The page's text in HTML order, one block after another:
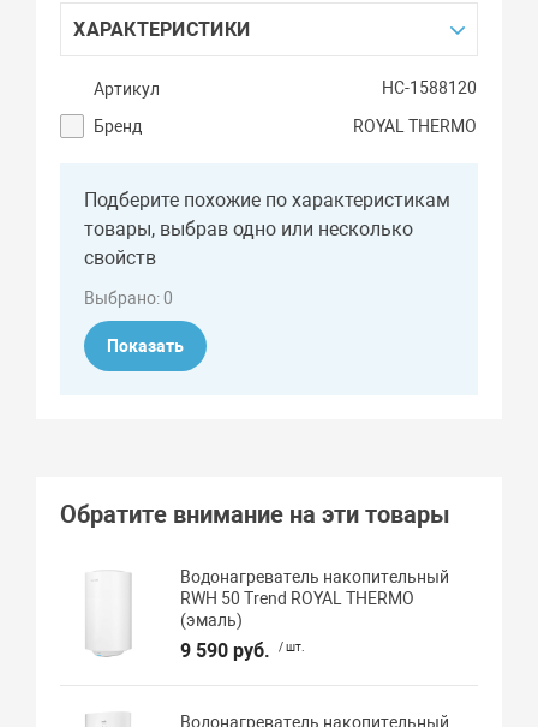
ХАРАКТЕРИСТИКИ
Артикул
НС-1588120
Бренд
ROYAL THERMO
Подберите похожие по характеристикам
товары, выбрав одно или несколько
свойств
Выбрано:0
Показать
Обратите внимание на эти товары
Водонагреватель накопительный
RWH 50 Trend ROYAL THERMO
(эмаль)
9 590 руб. / шт.
Водонагреватель накопительный